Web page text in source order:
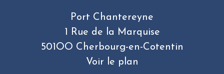
Port Chantereyne
1 Rue de la Marquise
501OO Cherbourg-en-Cotentin
Voir le plan